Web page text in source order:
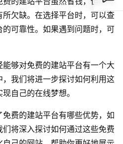
欠缺。在选择平台时，可以查
可靠性。如果遇到问题时，可
够对免费的建站平台有一个大
我们将进一步探讨如何利用这
自己的在线梦想。
费的建站平台有哪些优势，如
将深入探讨如何通过这些免费